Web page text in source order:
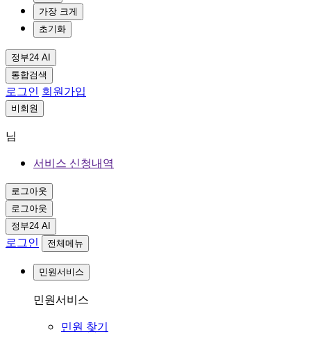
가장 크게
초기화
정부24 AI
통합검색
로그인 회원가입
비회원
님
서비스 신청내역
로그아웃
로그아웃
정부24 AI
로그인 전체메뉴
민원서비스
민원서비스
민원 찾기